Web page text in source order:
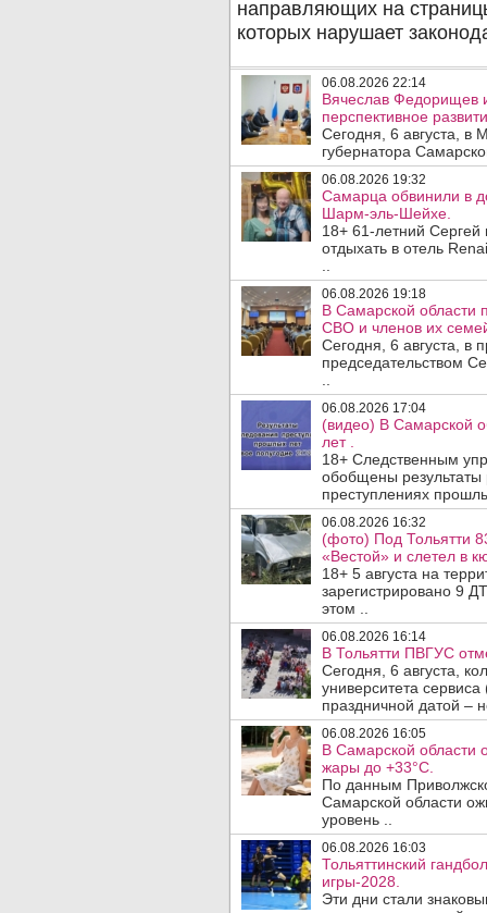
06.08.2026 22:14
Вячеслав Федорищев
перспективное
Сегодня, 6 августа, в
губернатора
06.08.2026 19:32
Самарца обвинили в
Шарм-эль-Шейхе.
18+ 61-летний
отдыхать в отель
06.08.2026 19:18
В Самарской области
СВО и членов их
Сегодня, 6 августа, в
председательством
06.08.2026 17:04
(видео) В Самарской
лет .
18+ Следственным
обобщены результаты
преступлениях
06.08.2026 16:32
(фото) Под Тольятти
«Вестой» и слетел в
18+ 5 августа на
зарегистрировано 9
этом ..
06.08.2026 16:14
В Тольятти ПВГУС
Сегодня, 6 августа,
университета
праздничной датой –
06.08.2026 16:05
В Самарской области
жары до +33°C.
По данным
Самарской области
уровень ..
06.08.2026 16:03
Тольяттинский
игры-2028.
Эти дни стали